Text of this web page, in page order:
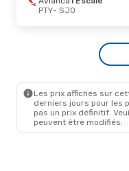
SJO
- PTY
PTY- SJO
Les prix affichés sur
derniers jours pour les
pas un prix définitif.
peuvent être modifiés.